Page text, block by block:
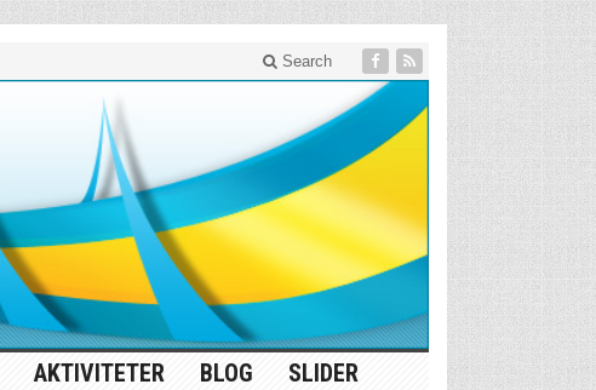
Search
AKTIVITETER BLOG SLIDER